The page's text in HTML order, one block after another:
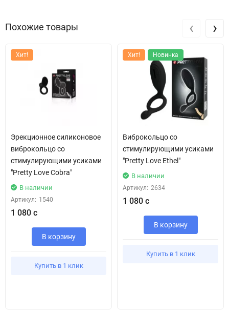
Похожие товары
Хит!
Эрекционное силиконовое
виброкольцо со
стимулирующими усиками
"Pretty Love Cobra"
В наличии
Артикул: 1540
1 080 с
В корзину
Купить в 1 клик
Хит! Новинка
Виброкольцо со
стимулирующими усиками
"Pretty Love Ethel"
В наличии
Артикул: 2634
1 080 с
В корзину
Купить в 1 клик
‹ ›